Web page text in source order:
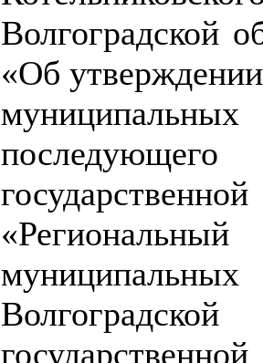
Волгоградской
«Об